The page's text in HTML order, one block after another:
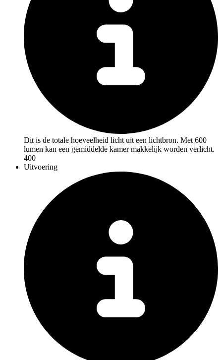
Dit is de totale hoeveelheid licht uit een lichtbron. Met 600
lumen kan een gemiddelde kamer makkelijk worden verlicht.
400
Uitvoering